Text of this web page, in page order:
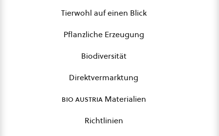
Tierwohl auf einen Blick
Pflanzliche Erzeugung
Biodiversität
Direktvermarktung
bio austriaMaterialien
Richtlinien